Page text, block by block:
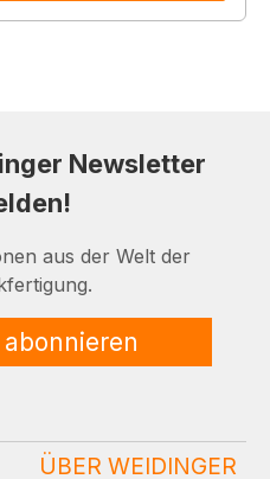
Newsletter
aus der Welt der
ÜBER WEIDINGER